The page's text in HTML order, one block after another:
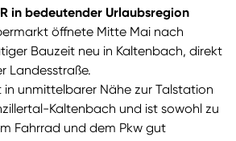
in bedeutender Urlaubsregion
öffnete Mitte Mai nach
Bauzeit neu in Kaltenbach, direkt
Landesstraße.
in unmittelbarer Nähe zur Talstation
Kaltenbach und ist sowohl zu
Fahrrad und dem Pkw gut